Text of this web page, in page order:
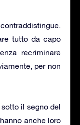
tutto da capo
recriminare
per non
il segno del
anche loro